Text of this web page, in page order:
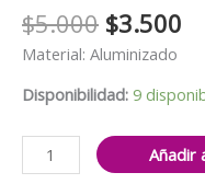
$5.000 El
precio
era:
$3.500
Material: Aluminizado
Disponibilidad: 9
Globos
Añadir